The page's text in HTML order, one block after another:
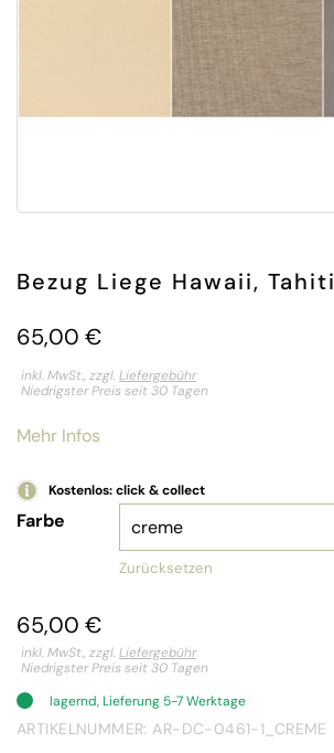
Bezug Liege Hawaii, Tahiti
65,00 €
inkl. MwSt., zzgl.Liefergebühr
Niedrigster Preis seit 30 Tagen
Mehr Infos
Kostenlos: click & collect
Farbe
Zurücksetzen
65,00 €
inkl. MwSt., zzgl.Liefergebühr
Niedrigster Preis seit 30 Tagen
lagernd, Lieferung 5-7 Werktage
ARTIKELNUMMER: AR-DC-0461-1_CREME